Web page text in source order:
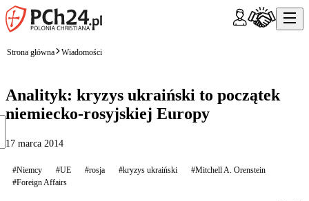
Strona główna Wiadomości
Analityk: kryzys ukraiński to początek
niemiecko-rosyjskiej Europy
17 marca 2014
#Niemcy #UE #rosja #kryzys ukraiński
#Mitchell A. Orenstein
#Foreign Affairs